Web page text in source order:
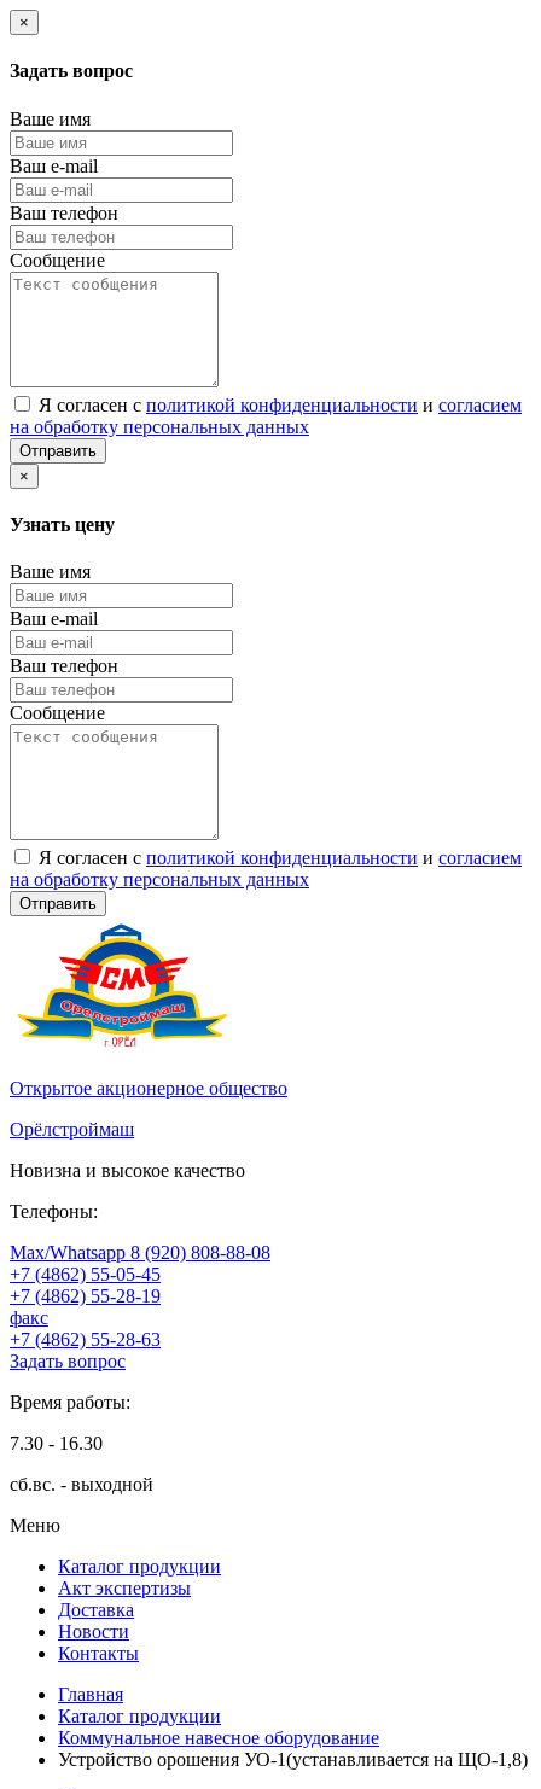
×
Задать вопрос
Ваше имя
Ваш e-mail
Ваш телефон
Сообщение
Я согласен с политикой конфиденциальности и согласием
на обработку персональных данных
Отправить
×
Узнать цену
Ваше имя
Ваш e-mail
Ваш телефон
Сообщение
Я согласен с политикой конфиденциальности и согласием
на обработку персональных данных
Отправить
Открытое акционерное общество
Орёлстроймаш
Новизна и высокое качество
Телефоны:
Max/Whatsapp 8 (920) 808-88-08
+7 (4862) 55-05-45
+7 (4862) 55-28-19
факс
+7 (4862) 55-28-63
Задать вопрос
Время работы:
7.30 - 16.30
сб.вс. - выходной
Меню
Каталог продукции
Акт экспертизы
Доставка
Новости
Контакты
Главная
Каталог продукции
Коммунальное навесное оборудование
Устройство орошения УО-1(устанавливается на ЩО-1,8)